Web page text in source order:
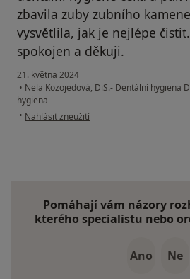
zbavila zuby zubního
vysvětlila, jak je nejlépe
spokojen a děkuji.
21. května 2024
• Nela Kozojedová, DiS.- Dentální hygiena
hygiena
• podle názoru uživatele Michal Valenčík
Nahlásit zneužití
Pomáhají vám názory
kterého specialistu nebo
Ano Ne